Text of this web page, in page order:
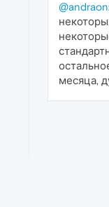
@andraon
месяца,